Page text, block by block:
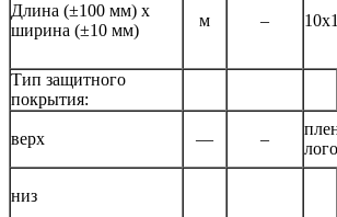
Длина (±100 мм) х
ширина (±10 мм)
м –
Тип защитного
покрытия:
верх — –
низ